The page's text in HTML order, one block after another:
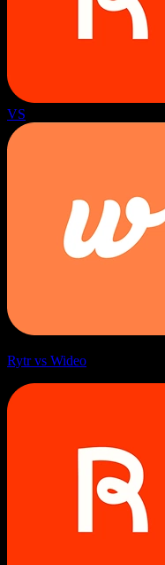
VS
Rytr vs Wideo